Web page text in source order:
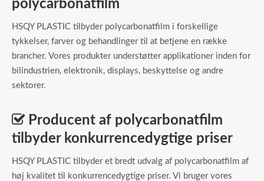
polycarbonatfilm
HSQY PLASTIC tilbyder polycarbonatfilm i forskellige
tykkelser, farver og behandlinger til at betjene en række
brancher. Vores produkter understøtter applikationer inden for
bilindustrien, elektronik, displays, beskyttelse og andre
sektorer.
 Producent af polycarbonatfilm
tilbyder konkurrencedygtige priser
HSQY PLASTIC tilbyder et bredt udvalg af polycarbonatfilm af
høj kvalitet til konkurrencedygtige priser. Vi bruger vores